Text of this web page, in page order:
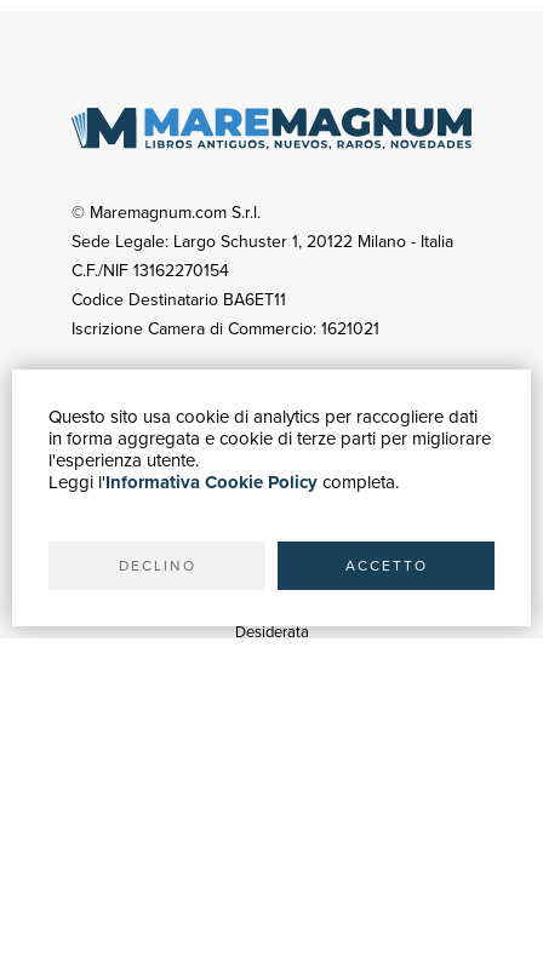
Questo sito usa cookie di analytics per raccogliere dati
in forma aggregata e cookie di terze parti per migliorare
l'esperienza utente.
Leggi l'Informativa Cookie Policycompleta.
DECLINO ACCETTO
© Maremagnum.com S.r.l.
Sede Legale: Largo Schuster 1, 20122 Milano - Italia
C.F./NIF 13162270154
Codice Destinatario BA6ET11
Iscrizione Camera di Commercio: 1621021
CÓMO COMPRAR
Catálogo
Búsqueda avanzada
Envíos
Desiderata